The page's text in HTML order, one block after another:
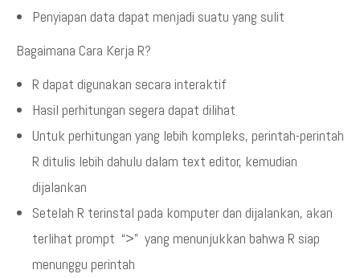
Penyiapan data dapat menjadi suatu yang sulit
Bagaimana Cara Kerja R?
R dapat digunakan secara interaktif
Hasil perhitungan segera dapat dilihat
Untuk perhitungan yang lebih kompleks, perintah-perintah
R ditulis lebih dahulu dalam text editor, kemudian
dijalankan
Setelah R terinstal pada komputer dan dijalankan, akan
terlihat prompt “>” yang menunjukkan bahwa R siap
menunggu perintah